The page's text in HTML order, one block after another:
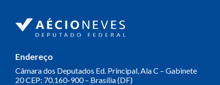
Endereço
Câmara dos Deputados Ed. Principal, Ala C – Gabinete
20CEP: 70.160-900 – Brasília (DF)